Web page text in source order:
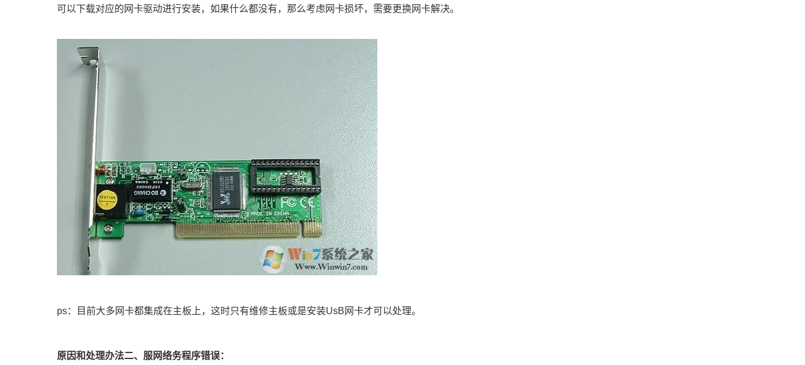
可以下载对应的网卡驱动进行安装，如果什么都没有，那么考虑网卡损坏，需要更换网卡解决。
ps：目前大多网卡都集成在主板上，这时只有维修主板或是安装UsB网卡才可以处理。
原因和处理办法二、服网络务程序错误：